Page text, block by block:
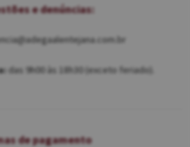
e denúncias:
das 9h00 às 18h30 (exceto feriado).
de pagamento